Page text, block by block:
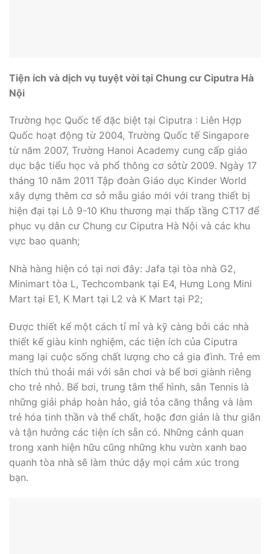
Tiện ích và dịch vụ tuyệt vời tại Chung cư Ciputra Hà
Nội
Trường học Quốc tế đặc biệt tại Ciputra : Liên Hợp
Quốc hoạt động từ 2004, Trường Quốc tế Singapore
từ năm 2007, Trường Hanoi Academy cung cấp giáo
dục bậc tiểu học và phổ thông cơ sởtừ 2009. Ngày 17
tháng 10 năm 2011 Tập đoàn Giáo dục Kinder World
xây dựng thêm cơ sở mẫu giáo mới với trang thiết bị
hiện đại tại Lô 9-10 Khu thương mại thấp tầng CT17 để
phục vụ dân cư Chung cư Ciputra Hà Nội và các khu
vực bao quanh;
Nhà hàng hiện có tại nơi đây: Jafa tại tòa nhà G2,
Minimart tòa L, Techcombank tại E4, Hưng Long Mini
Mart tại E1, K Mart tại L2 và K Mart tại P2;
Được thiết kế một cách tỉ mỉ và kỹ càng bởi các nhà
thiết kế giàu kinh nghiệm, các tiện ích của Ciputra
mang lại cuộc sống chất lượng cho cả gia đình. Trẻ em
thích thú thoải mái với sân chơi và bể bơi giành riêng
cho trẻ nhỏ. Bể bơi, trung tâm thể hình, sân Tennis là
những giải pháp hoàn hảo, giả tỏa căng thẳng và làm
trẻ hóa tinh thần và thể chất, hoặc đơn giản là thư giãn
và tận hưởng các tiện ích sẵn có. Những cảnh quan
trong xanh hiện hữu cũng những khu vườn xanh bao
quanh tòa nhà sẽ làm thức dậy mọi cảm xúc trong
bạn.